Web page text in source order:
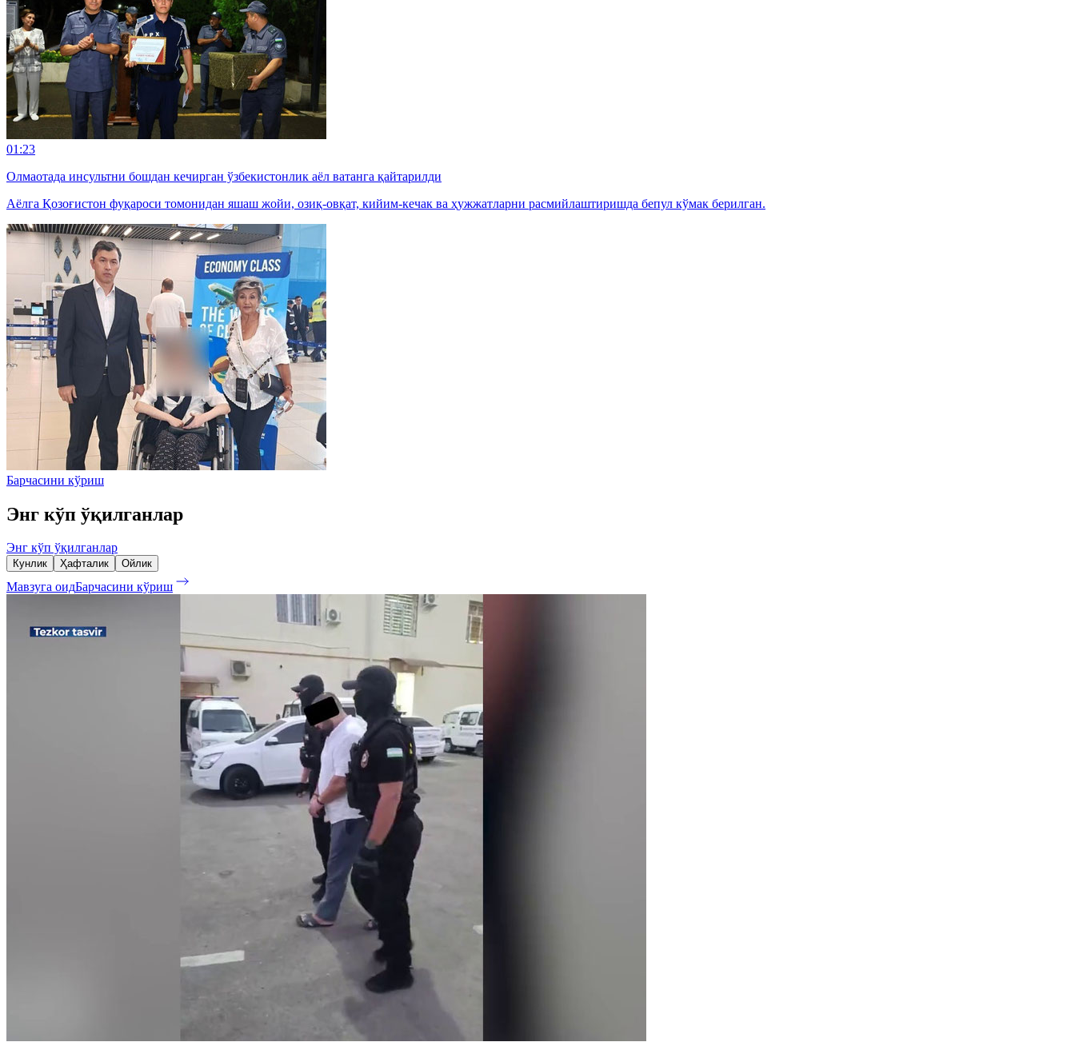
01:23
Олмаотада инсультни бошдан кечирган ўзбекистонлик аёл ватанга қайтарилди
Аёлга Қозоғистон фуқароси томонидан яшаш жойи, озиқ-овқат, кийим-кечак ва ҳужжатларни расмийлаштиришда бепул кўмак берилган.
Барчасини кўриш
Энг кўп ўқилганлар
Энг кўп ўқилганлар
Кунлик Ҳафталик Ойлик
Мавзуга оидБарчасини кўриш